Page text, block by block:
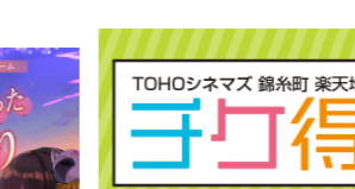
ニュース
レストラン・カフェ
TAX FREE
한국어
ภาษาไทย
日本語